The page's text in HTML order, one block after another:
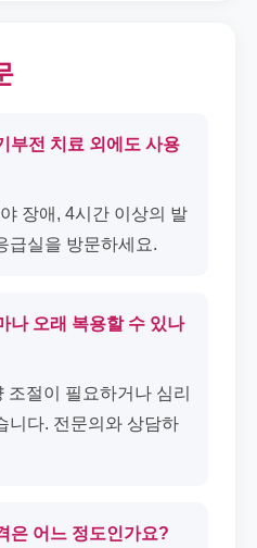
전 치료 외에도 사용
장애, 4시간 이상의 발
급실을 방문하세요.
오래 복용할 수 있나
절이 필요하거나 심리
니다. 전문의와 상담하
은 어느 정도인가요?